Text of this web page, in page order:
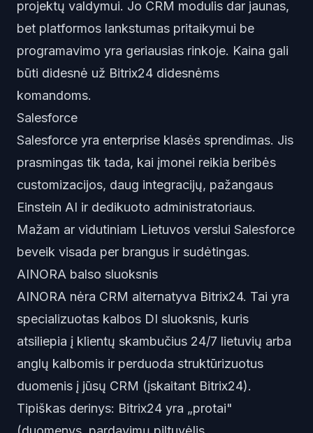
projektų valdymui. Jo CRM modulis dar jaunas,
bet platformos lankstumas pritaikymui be
programavimo yra geriausias rinkoje. Kaina gali
būti didesnė už Bitrix24 didesnėms
komandoms.
Salesforce
Salesforce yra enterprise klasės sprendimas. Jis
prasmingas tik tada, kai įmonei reikia beribės
customizacijos, daug integracijų, pažangaus
Einstein AI ir dedikuoto administratoriaus.
Mažam ar vidutiniam Lietuvos verslui Salesforce
beveik visada per brangus ir sudėtingas.
AINORA balso sluoksnis
AINORA nėra CRM alternatyva Bitrix24. Tai yra
specializuotas kalbos DI sluoksnis, kuris
atsiliepia į klientų skambučius 24/7 lietuvių arba
anglų kalbomis ir perduoda struktūrizuotus
duomenis į jūsų CRM (įskaitant Bitrix24).
Tipiškas derinys: Bitrix24 yra „protai"